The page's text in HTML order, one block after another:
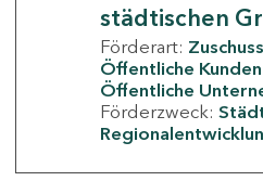
städtischen
Förderart: Zuschuss
Öffentliche Kunden
Öffentliche
Förderzweck: